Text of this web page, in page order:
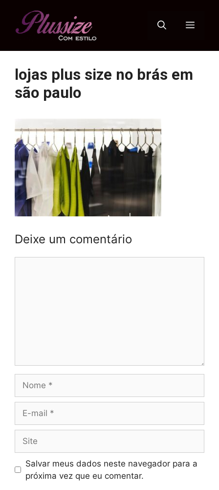
Menu
lojas plus size no brás em
são paulo
Deixe um comentário
mail
Salvar meus dados neste navegador para a
próxima vez que eu comentar.